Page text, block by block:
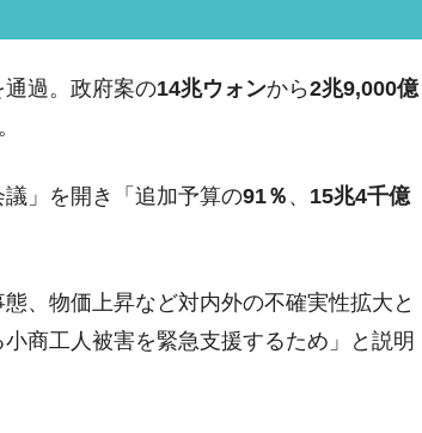
大 ⇒ 海外資金の動きに強く左右される状態
％」に上昇
が行った恐るべき株価操作であり、空前の国政
過。政府案の14兆ウォンから2兆9,000億
」を開き「追加予算の91％ 、 15兆4千億
、物価上昇など対内外の不確実性拡大と
商工人被害を緊急支援するため」と説明